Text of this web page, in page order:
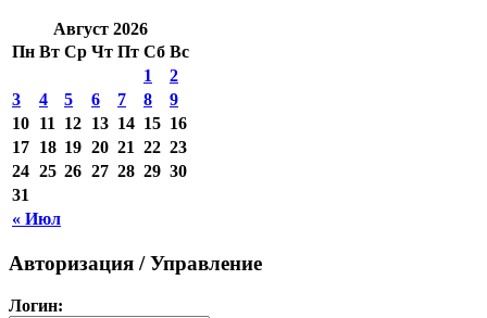
Август 2026
Пн Вт Ср Чт Пт Сб Вс
« Июл
1
2
3
4 5 6 7 8
9
10 11 12 13 14 15 16
17 18 19 20 21 22 23
24 25 26 27 28 29 30
31
Авторизация / Управление
Логин: